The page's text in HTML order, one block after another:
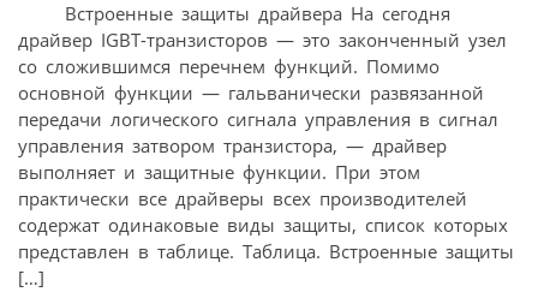
Встроенные защиты драйвера На сегодня
драйвер IGBT-транзисторов — это законченный узел
со сложившимся перечнем функций. Помимо
основной функции — гальванически развязанной
передачи логического сигнала управления в сигнал
управления затвором транзистора, — драйвер
выполняет и защитные функции. При этом
практически все драйверы всех производителей
содержат одинаковые виды защиты, список которых
представлен в таблице. Таблица. Встроенные защиты
[…]